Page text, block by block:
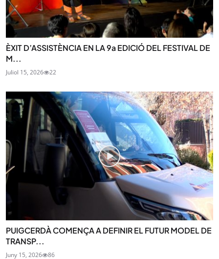
ÈXIT D’ASSISTÈNCIA EN LA 9a EDICIÓ DEL FESTIVAL DE
M...
Juliol 15, 2026 22
PUIGCERDÀ COMENÇA A DEFINIR EL FUTUR MODEL DE
TRANSP...
Juny 15, 2026 86